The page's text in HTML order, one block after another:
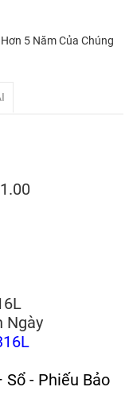
5 Năm Của Chúng
Ngày
- Phiếu Bảo